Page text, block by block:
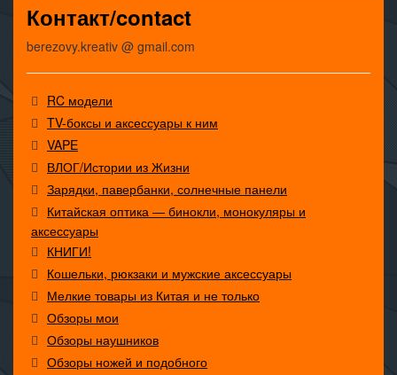
Контакт/contact
berezovy.kreativ @ gmail.com
RC модели
TV-боксы и аксессуары к ним
VAPE
ВЛОГ/Истории из Жизни
Зарядки, павербанки, солнечные панели
Китайская оптика — бинокли, монокуляры и
аксессуары
КНИГИ!
Кошельки, рюкзаки и мужские аксессуары
Мелкие товары из Китая и не только
Обзоры мои
Обзоры наушников
Обзоры ножей и подобного